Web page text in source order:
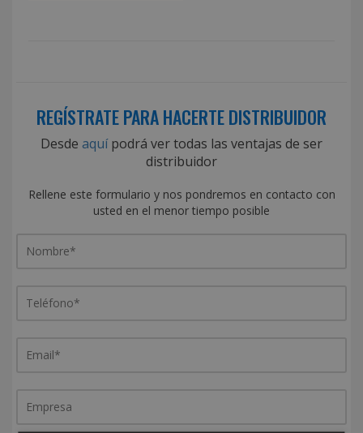
REGÍSTRATE PARA HACERTE DISTRIBUIDOR
Desde aquípodrá ver todas las ventajas de ser
distribuidor
Rellene este formulario y nos pondremos en contacto con
usted en el menor tiempo posible